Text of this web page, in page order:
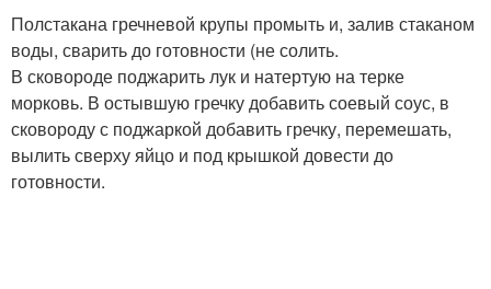
Полстакана гречневой крупы промыть и, залив стаканом
воды, сварить до готовности (не солить.
В сковороде поджарить лук и натертую на терке
морковь. В остывшую гречку добавить соевый соус, в
сковороду с поджаркой добавить гречку, перемешать,
вылить сверху яйцо и под крышкой довести до
готовности.